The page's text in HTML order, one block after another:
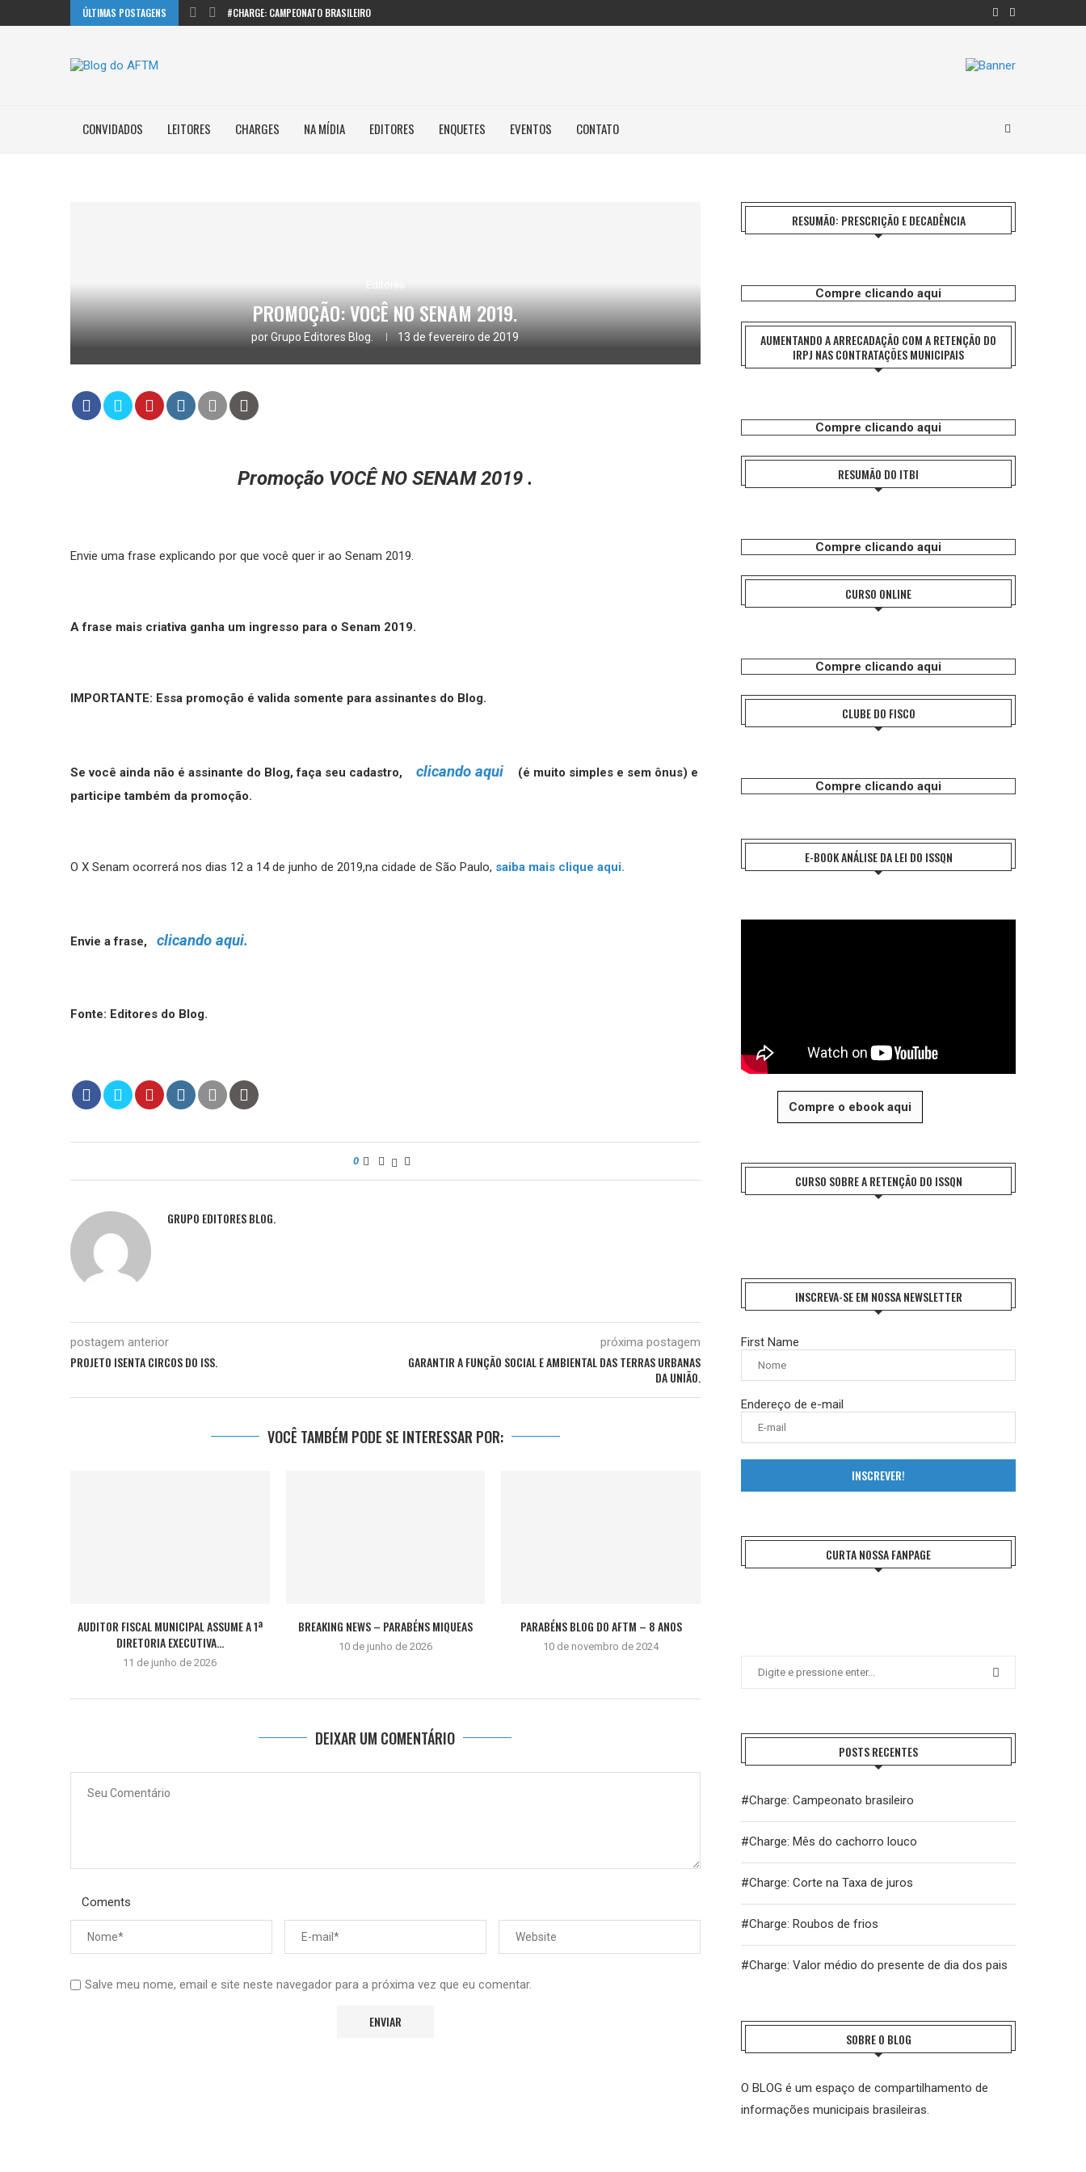
ÚLTIMAS POSTAGENS #CHARGE: CAMPEONATO BRASILEIRO
CONVIDADOS LEITORES CHARGES NA MÍDIA EDITORES ENQUETES EVENTOS CONTATO
PROMOÇÃO: VOCÊ NO SENAM 2019.
porGrupo Editores Blog. 13 de fevereiro de 2019
Promoção VOCÊ NO SENAM 2019 .
Envie uma frase explicando por que você quer ir ao Senam 2019.
A frase mais criativa ganha um ingresso para o Senam 2019.
IMPORTANTE: Essa promoção é valida somente para assinantes do Blog.
Se você ainda não é assinante do Blog, faça seu cadastro, clicando aqui
(é muito simples e sem ônus) e
participe também da promoção.
O X Senam ocorrerá nos dias 12 a 14 de junho de 2019,na cidade de São Paulo, saiba mais clique aqui.
Envie a frase, clicando aqui.
Fonte: Editores do Blog.
0
GRUPO EDITORES BLOG.
postagem anterior
PROJETO ISENTA CIRCOS DO ISS.
próxima postagem
GARANTIR A FUNÇÃO SOCIAL E AMBIENTAL DAS TERRAS URBANAS
DA UNIÃO.
VOCÊ TAMBÉM PODE SE INTERESSAR POR:
AUDITOR FISCAL MUNICIPAL ASSUME A 1ª
DIRETORIA EXECUTIVA...
11 de junho de 2026
BREAKING NEWS – PARABÉNS MIQUEAS
10 de junho de 2026
PARABÉNS BLOG DO AFTM – 8 ANOS
10 de novembro de 2024
DEIXAR UM COMENTÁRIO
Coments
Salve meu nome, email e site neste navegador para a próxima vez que eu comentar.
RESUMÃO: PRESCRIÇÃO E DECADÊNCIA
Compre clicando aqui
AUMENTANDO A ARRECADAÇÃO COM A RETENÇÃO DO
IRPJ NAS CONTRATAÇÕES MUNICIPAIS
Compre clicando aqui
RESUMÃO DO ITBI
Compre clicando aqui
CURSO ONLINE
Compre clicando aqui
CLUBE DO FISCO
Compre clicando aqui
E-BOOK ANÁLISE DA LEI DO ISSQN
Compre o ebook aqui
CURSO SOBRE A RETENÇÃO DO ISSQN
INSCREVA-SE EM NOSSA NEWSLETTER
First Name
Endereço de e-mail
INSCREVER!
CURTA NOSSA FANPAGE
POSTS RECENTES
#Charge: Campeonato brasileiro
#Charge: Mês do cachorro louco
#Charge: Corte na Taxa de juros
#Charge: Roubos de frios
#Charge: Valor médio do presente de dia dos pais
SOBRE O BLOG
O BLOG é um espaço de compartilhamento de
informações municipais brasileiras.